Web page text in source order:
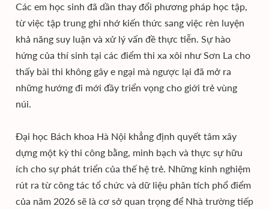
Các em học sinh đã dần thay đổi phương pháp học tập,
từ việc tập trung ghi nhớ kiến thức sang việc rèn luyện
khả năng suy luận và xử lý vấn đề thực tiễn. Sự hào
hứng của thí sinh tại các điểm thi xa xôi như Sơn La cho
thấy bài thi không gây e ngại mà ngược lại đã mở ra
những hướng đi mới đầy triển vọng cho giới trẻ vùng
núi.
Đại học Bách khoa Hà Nội khẳng định quyết tâm xây
dựng một kỳ thi công bằng, minh bạch và thực sự hữu
ích cho sự phát triển của thế hệ trẻ. Những kinh nghiệm
rút ra từ công tác tổ chức và dữ liệu phân tích phổ điểm
của năm 2026 sẽ là cơ sở quan trọng để Nhà trường tiếp